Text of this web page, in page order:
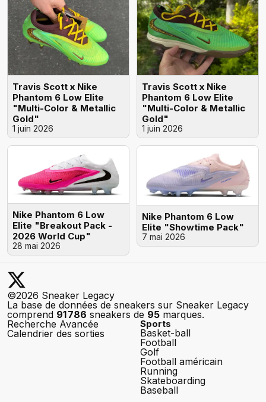
Travis Scott x Nike
Phantom 6 Low Elite
"Multi-Color & Metallic
Gold"
1 juin 2026
Travis Scott x Nike
Phantom 6 Low Elite
"Multi-Color & Metallic
Gold"
1 juin 2026
Nike Phantom 6 Low
Elite "Breakout Pack -
2026 World Cup"
28 mai 2026
Nike Phantom 6 Low
Elite "Showtime Pack"
7 mai 2026
©2026 Sneaker Legacy
La base de données de sneakers sur Sneaker Legacy
comprend 91 786 sneakers de 95 marques.
Recherche Avancée
Calendrier des sorties
Sports
Basket-ball
Football
Golf
Football américain
Running
Skateboarding
Baseball